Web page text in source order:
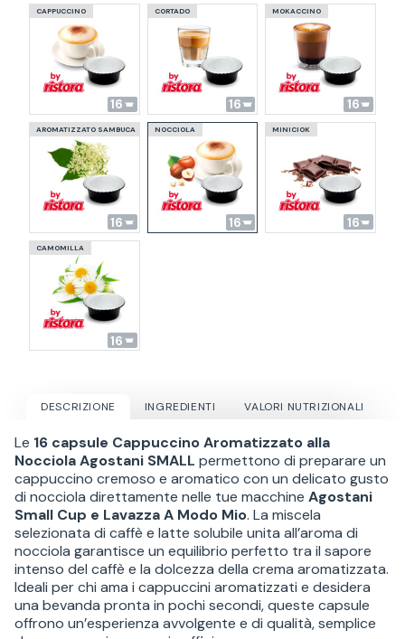
CAPPUCCINO
16
CORTADO
16
MOKACCINO
16
AROMATIZZATO SAMBUCA
16
NOCCIOLA
16
MINICIOK
16
CAMOMILLA
16
DESCRIZIONE INGREDIENTI VALORI NUTRIZIONALI
Le 16 capsule Cappuccino Aromatizzato alla
Nocciola Agostani SMALL permettono di preparare un
cappuccino cremoso e aromatico con un delicato gusto
di nocciola direttamente nelle tue macchine Agostani
Small Cup e Lavazza A Modo Mio. La miscela
selezionata di caffè e latte solubile unita all’aroma di
nocciola garantisce un equilibrio perfetto tra il sapore
intenso del caffè e la dolcezza della crema aromatizzata.
Ideali per chi ama i cappuccini aromatizzati e desidera
una bevanda pronta in pochi secondi, queste capsule
offrono un’esperienza avvolgente e di qualità, semplice